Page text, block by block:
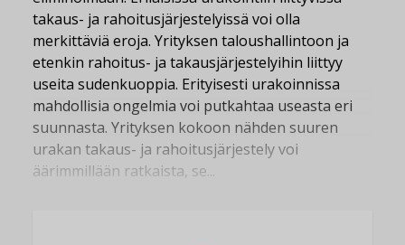
takaus- ja rahoitusjärjestelyissä voi olla
merkittäviä eroja. Yrityksen taloushallintoon ja
etenkin rahoitus- ja takausjärjestelyihin liittyy
useita sudenkuoppia. Erityisesti urakoinnissa
mahdollisia ongelmia voi putkahtaa useasta eri
suunnasta. Yrityksen kokoon nähden suuren
urakan takaus- ja rahoitusjärjestely voi
äärimmillään ratkaista, se...